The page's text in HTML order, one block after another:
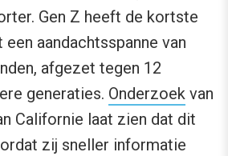
Gen Z heeft de kortste
aandachtsspanne van
afgezet tegen 12
generaties. Onderzoek van
Californie laat zien dat dit
zij sneller informatie